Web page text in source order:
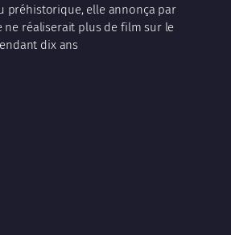
préhistorique, elle annonça par
ne réaliserait plus de film sur le
dix ans